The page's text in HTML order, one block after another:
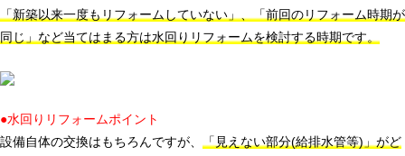
「新築以来一度もリフォームしていない」、「前回のリフォーム時期が
同じ」など当てはまる方は水回りリフォームを検討する時期です。
●水回りリフォームポイント
設備自体の交換はもちろんですが、
「見えない部分(給排水管等)」がど